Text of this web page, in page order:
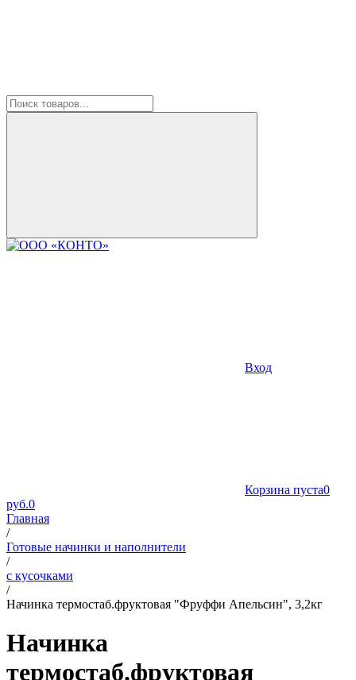
Вход
Корзина пуста0
руб.0
Главная
/
Готовые начинки и наполнители
/
с кусочками
/
Начинка термостаб.фруктовая "Фруффи Апельсин", 3,2кг
Начинка
термостаб.фруктовая